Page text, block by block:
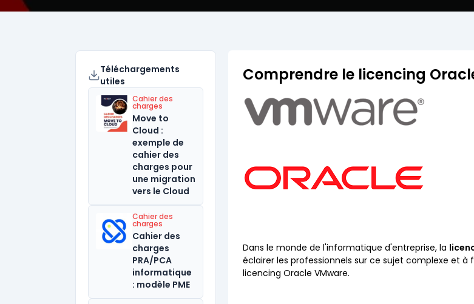
Téléchargements
utiles
Cahier des
charges
Move to
Cloud :
exemple de
cahier des
charges pour
une migration
vers le Cloud
Cahier des
charges
Cahier des
charges
PRA/PCA
informatique
: modèle PME
Comprendre le licencing
Dans le monde de l'informatique d'entreprise, la
éclairer les professionnels sur ce sujet complexe et
licencing Oracle VMware.